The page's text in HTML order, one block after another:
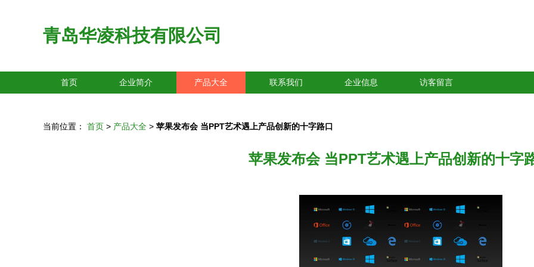
青岛华凌科技有限公司
首页 企业简介 产品大全 联系我们 企业信息 访客留言
当前位置： 首页 > 产品大全 > 苹果发布会 当PPT艺术遇上产品创新的十字路口
苹果发布会 当PPT艺术遇上产品创新的十字